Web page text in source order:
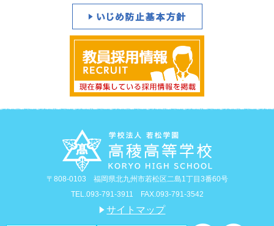
〒808-0103 福岡県北九州市若松区二島1丁目3番60号
TEL.093-791-3911 FAX.093-791-3542
サイトマップ